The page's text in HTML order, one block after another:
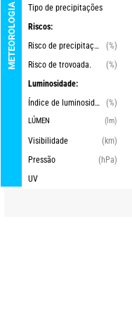
METEOROLOGIA
Tipo de precipitações
Riscos:
Risco de precipitações
(%)
Risco de trovoada.
(%)
Luminosidade:
Índice de luminosidade
(%)
LÚMEN (lm)
Visibilidade
(km)
Pressão
(hPa)
UV